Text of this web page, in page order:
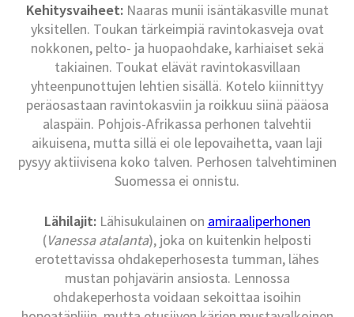
Kehitysvaiheet:Naaras munii isäntäkasville munat
yksitellen. Toukan tärkeimpiä ravintokasveja ovat
nokkonen, pelto- ja huopaohdake, karhiaiset sekä
takiainen. Toukat elävät ravintokasvillaan
yhteenpunottujen lehtien sisällä. Kotelo kiinnittyy
peräosastaan ravintokasviin ja roikkuu siinä pääosa
alaspäin. Pohjois-Afrikassa perhonen talvehtii
aikuisena, mutta sillä ei ole lepovaihetta, vaan laji
pysyy aktiivisena koko talven. Perhosen talvehtiminen
Suomessa ei onnistu.
Lähilajit:Lähisukulainen on amiraaliperhonen
(Vanessa atalanta), joka on kuitenkin helposti
erotettavissa ohdakeperhosesta tumman, lähes
mustan pohjavärin ansiosta. Lennossa
ohdakeperhosta voidaan sekoittaa isoihin